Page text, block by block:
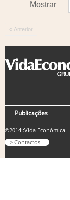
Mostrar
« Anterior
Publicações
©2014::Vida Económica
> Contactos